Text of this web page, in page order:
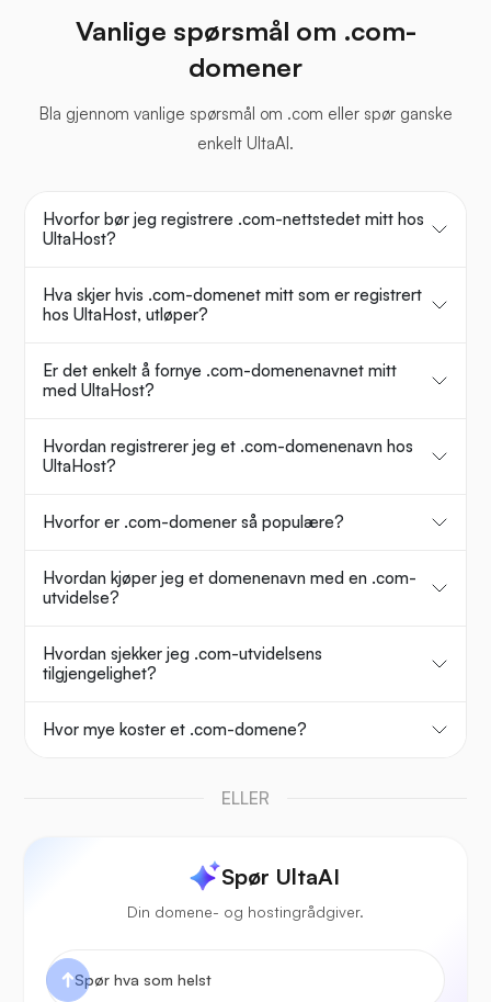
Vanlige spørsmål om .com-
domener
Bla gjennom vanlige spørsmål om .com eller spør ganske
enkelt UltaAI.
Hvorfor bør jeg registrere .com-nettstedet mitt hos
UltaHost?
Hva skjer hvis .com-domenet mitt som er registrert
hos UltaHost, utløper?
Er det enkelt å fornye .com-domenenavnet mitt
med UltaHost?
Hvordan registrerer jeg et .com-domenenavn hos
UltaHost?
Hvorfor er .com-domener så populære?
Hvordan kjøper jeg et domenenavn med en .com-
utvidelse?
Hvordan sjekker jeg .com-utvidelsens
tilgjengelighet?
Hvor mye koster et .com-domene?
ELLER
Spør UltaAI
Din domene- og hostingrådgiver.